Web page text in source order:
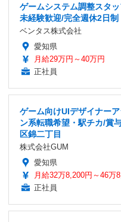
ゲームシステム調整スタ
未経験歓迎/完全週休2日
ベンタス株式会社
愛知県
月給29万円～40万円
正社員
ゲーム向けUIデザイナー
ン系転職希望・駅チカ/賞
区錦二丁目
株式会社GUM
愛知県
月給32万8,200円～46万
正社員